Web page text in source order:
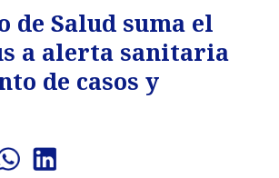
Salud suma el
a alerta sanitaria
de casos y